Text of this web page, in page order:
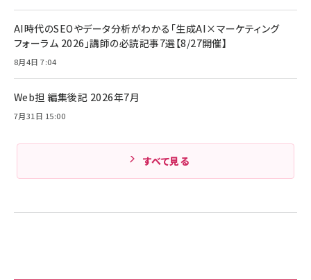
Amazonランキングをもっと見る
Anker PowerLine III Flow USB-C & USB-C
ケーブル Anker絡まないケーブル 240W 結束バン
ド付き USB PD対応 シリコン素材採用 iPhone
17 / 16 / 15 / Galaxy iPad Pro MacBook
Amazonランキングをもっと見る
キャンペーン】
￥4,857
AI時代のSEOやデータ分析がわかる「生成AI×マーケティング
フォーラム 2026」講師の必読記事7選【8/27開催】
8月4日 7:04
Web担 編集後記 2026年7月
7月31日 15:00
すべて見る